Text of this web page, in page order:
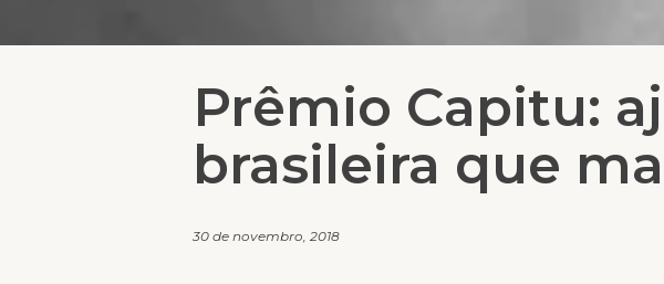
Prêmio Capitu:
brasileira que
30 de novembro, 2018